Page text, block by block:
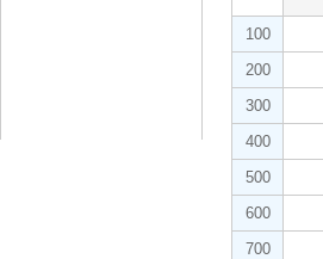
100
200
300
400
500
600
700